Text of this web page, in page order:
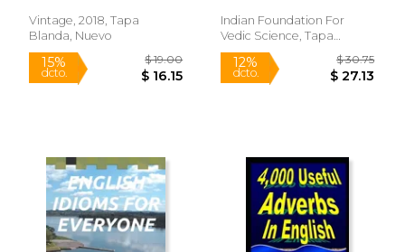
50%
dcto.
$ 430.70
$ 215.35
50%
dcto.
Vintage, 2018, Tapa
Blanda, Nuevo
Indian Foundation For
Vedic Science, Tapa
Blanda, Nuevo